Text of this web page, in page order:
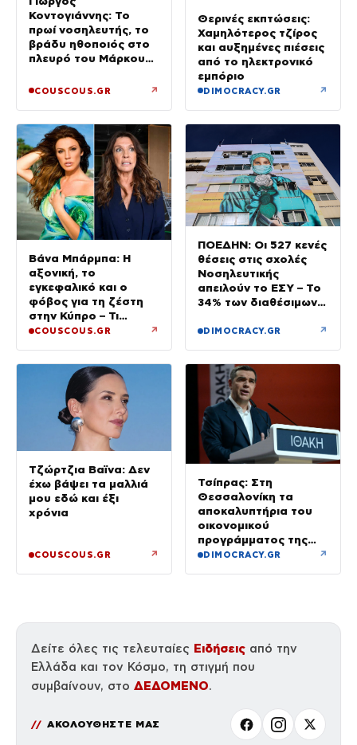
Κοντογιάννης: Το
πρωί νοσηλευτής, το
βράδυ ηθοποιός στο
πλευρό του Μάρκου
COUSCOUS.GR ↗
Θερινές εκπτώσεις:
Χαμηλότερος τζίρος
και αυξημένες πιέσεις
από το ηλεκτρονικό
εμπόριο
DIMOCRACY.GR ↗
Βάνα Μπάρμπα: Η
αξονική, το
εγκεφαλικό και ο
φόβος για τη ζέστη
στην Κύπρο – Τι
τρέμουν οι γιατροί για
COUSCOUS.GR ↗
ΠΟΕΔΗΝ: Οι 527 κενές
θέσεις στις σχολές
Νοσηλευτικής
απειλούν το ΕΣΥ – Το
34% των διαθέσιμων
DIMOCRACY.GR ↗
Τζώρτζια Βαϊνα: Δεν
έχω βάψει τα μαλλιά
μου εδώ και έξι
χρόνια
COUSCOUS.GR ↗
Τσίπρας: Στη
Θεσσαλονίκη τα
αποκαλυπτήρια του
οικονομικού
προγράμματος της
ΕΛ.Α.Σ.
DIMOCRACY.GR ↗
Δείτε όλες τις τελευταίες Ειδήσεις από την
Ελλάδα και τον Κόσμο, τη στιγμή που
συμβαίνουν, στο ΔΕΔΟΜΕΝΟ.
ΑΚΟΛΟΥΘΗΣΤΕ ΜΑΣ